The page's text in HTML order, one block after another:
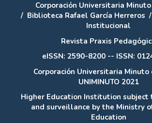
Corporación Universitaria
/ Biblioteca Rafael García Herreros /
Institucional
Revista Praxis
eISSN: 2590-8200 -- ISSN:
Corporación Universitaria Minuto
UNIMINUTO 2021
Higher Education Institution subject
and surveillance by the Ministry
Education